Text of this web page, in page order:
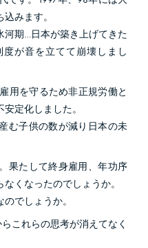
みます。
河期…日本が築き上げてきた
が音を立てて崩壊しまし
用を守るため非正規労働と
定化しました。
む子供の数が減り日本の未
果たして終身雇用、年功序
くなったのでしょうか。
でしょうか。
これらの思考が消えてなく